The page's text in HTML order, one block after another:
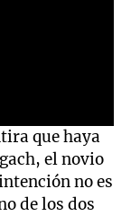
que haya
el novio
no es
de los dos